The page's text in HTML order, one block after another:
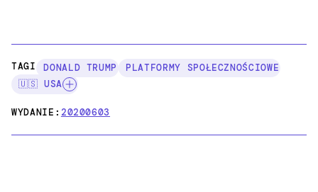
TAGI: DONALD TRUMP
PLATFORMY SPOŁECZNOŚCIOWE
🇺🇸 USA
WYDANIE:20200603